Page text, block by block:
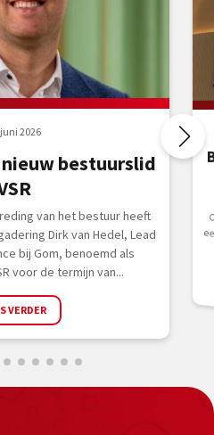
2026
bestuurslid
van het bestuur heeft
Dirk van Hedel, Lead
bij Gom, benoemd als
voor de termijn van...
VERDER